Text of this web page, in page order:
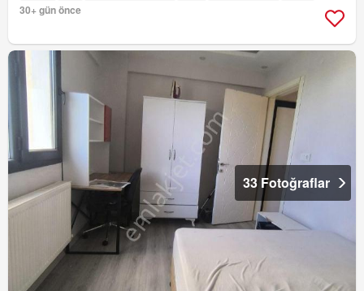
30+ gün önce
33 Fotoğraflar